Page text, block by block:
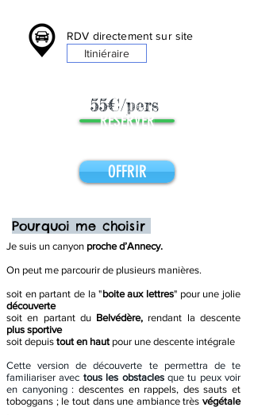
RDV directement sur site
Itiniéraire
55€/pers
RESERVER
OFFRIR
Pourquoi me choisir
Je suis un canyon proche d’Annecy.
On peut me parcourir de plusieurs manières.
soit en partant de la "boite aux lettres" pour une jolie
découverte
soit en partant du Belvédère, rendant la descente
plus sportive
soit depuis tout en hautpour une descente intégrale
Cette version de découverte te permettra de te
familiariser avec tous les obstacles que tu peux voir
en canyoning : descentes en rappels, des sauts et
toboggans ; le tout dans une ambiance très végétale